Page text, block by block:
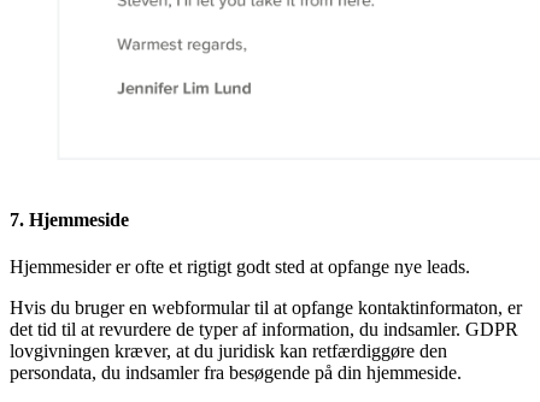
7. Hjemmeside
Hjemmesider er ofte et rigtigt godt sted at opfange nye leads.
Hvis du bruger en webformular til at opfange kontaktinformaton, er
det tid til at revurdere de typer af information, du indsamler. GDPR
lovgivningen kræver, at du juridisk kan retfærdiggøre den
persondata, du indsamler fra besøgende på din hjemmeside.